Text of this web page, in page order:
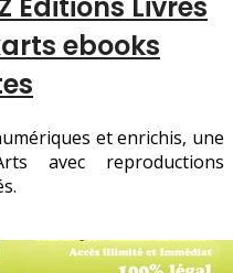
ebooks
et enrichis, une
avec reproductions